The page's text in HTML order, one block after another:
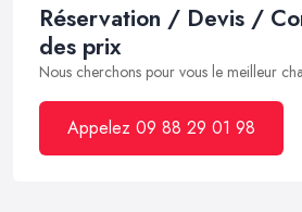
Réservation / Devis /
des prix
Nous cherchons pour vous le meilleur
Appelez 09 88 29 01 98